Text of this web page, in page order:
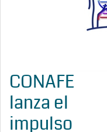
CONAFE
lanza el
impulso